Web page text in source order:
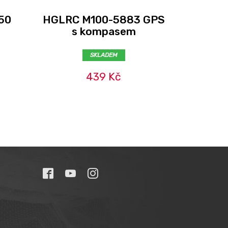
HGLRC M100-5883 GPS
s kompasem
SKLADEM
439 Kč